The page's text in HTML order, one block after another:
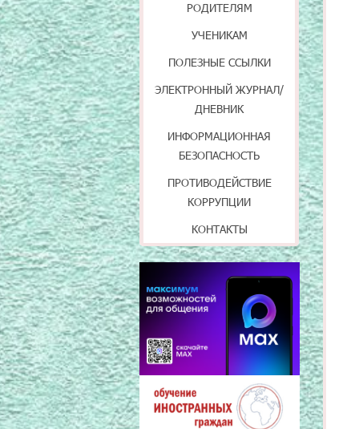
РОДИТЕЛЯМ
УЧЕНИКАМ
ПОЛЕЗНЫЕ ССЫЛКИ
ЭЛЕКТРОННЫЙ ЖУРНАЛ/
ДНЕВНИК
ИНФОРМАЦИОННАЯ
БЕЗОПАСНОСТЬ
ПРОТИВОДЕЙСТВИЕ
КОРРУПЦИИ
КОНТАКТЫ